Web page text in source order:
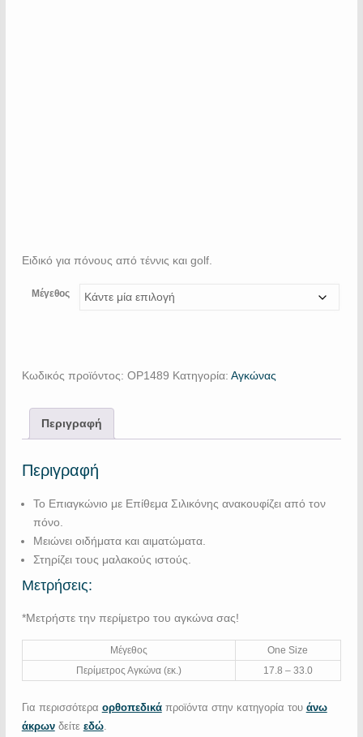
Ειδικό για πόνους από τέννις και golf.
Μέγεθος
Κωδικός προϊόντος: OP1489 Κατηγορία: Αγκώνας
Περιγραφή
Περιγραφή
Το Επιαγκώνιο με Επίθεμα Σιλικόνης ανακουφίζει από τον
πόνο.
Μειώνει οιδήματα και αιματώματα.
Στηρίζει τους μαλακούς ιστούς.
Μετρήσεις:
*Μετρήστε την περίμετρο του αγκώνα σας!
Μέγεθος
One Size
Περίμετρος Αγκώνα (εκ.)
17.8 – 33.0
Για περισσότερα ορθοπεδικάπροϊόντα στην κατηγορία του άνω
άκρων δείτε εδώ.